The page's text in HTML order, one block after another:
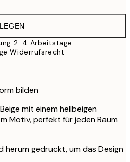
27,45 €
32,45 €
2-4 Arbeitstage
Widerrufsrecht
bilden
mit einem hellbeigen
Motiv, perfekt für jeden Raum
herum gedruckt, um das Design